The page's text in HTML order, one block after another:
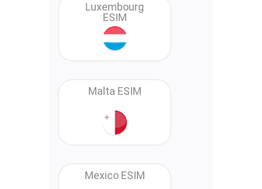
Luxembourg
ESIM
Malta ESIM
Mexico ESIM